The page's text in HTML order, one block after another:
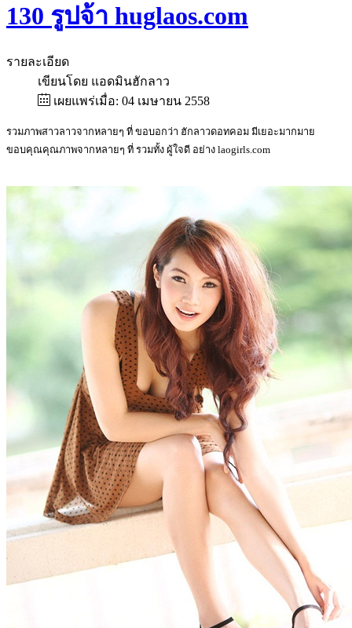
130 รูปจ้า huglaos.com
รายละเอียด
เขียนโดย แอดมินฮักลาว
เผยแพร่เมื่อ: 04 เมษายน 2558
รวมภาพสาวลาวจากหลายๆ ที่ ขอบอกว่า ฮักลาวดอทคอม มีเยอะมากมาย
ขอบคุณคุณภาพจากหลายๆ ที่ รวมทั้ง ผู้ใจดี อย่าง laogirls.com